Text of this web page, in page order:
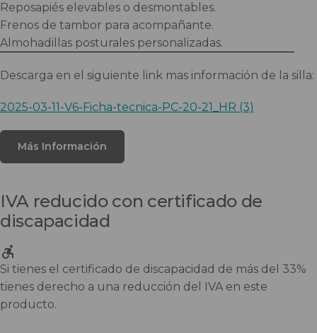
Reposapiés elevables o desmontables.
Frenos de tambor para acompañante.
Almohadillas posturales personalizadas.
Descarga en el siguiente link mas información de la silla:
2025-03-11-V6-Ficha-tecnica-PC-20-21_HR (3)
Más Información
IVA reducido con certificado de
discapacidad
Si tienes el certificado de discapacidad de más del 33%
tienes derecho a una reducción del IVA en este
producto.